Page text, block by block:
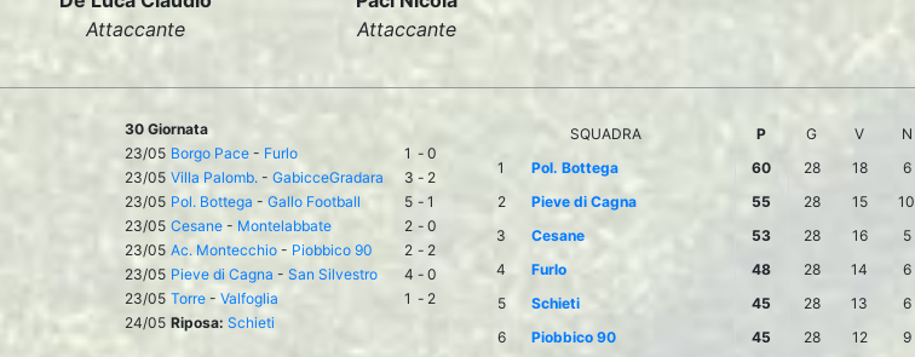
Attaccante
Attaccante
30 Giornata
23/05 Borgo Pace - Furlo 1 - 0
23/05 Villa Palomb. - GabicceGradara 3 - 2
23/05 Pol. Bottega - Gallo Football 5 - 1
23/05 Cesane - Montelabbate 2 - 0
23/05 Ac. Montecchio - Piobbico 90 2 - 2
23/05 Pieve di Cagna - San Silvestro 4 - 0
23/05 Torre - Valfoglia 1 - 2
24/05 Riposa: Schieti
SQUADRA P G V N
1
Pol. Bottega 60 28 18 6
2
Pieve di Cagna 55 28 15 10
3
Cesane 53 28 16 5
4
Furlo 48 28 14 6
5
Schieti 45 28 13 6
6
Piobbico 90 45 28 12 9